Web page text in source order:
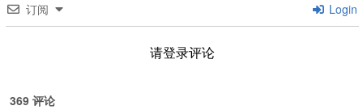
订阅 Login
请登录评论
369 评论